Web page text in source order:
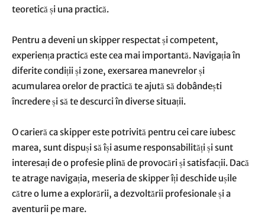
teoretică și una practică.
Pentru a deveni un skipper respectat și competent,
experiența practică este cea mai importantă. Navigația în
diferite condiții și zone, exersarea manevrelor și
acumularea orelor de practică te ajută să dobândești
încredere și să te descurci în diverse situații.
O carieră ca skipper este potrivită pentru cei care iubesc
marea, sunt dispuși să își asume responsabilități și sunt
interesați de o profesie plină de provocări și satisfacții. Dacă
te atrage navigația, meseria de skipper îți deschide ușile
către o lume a explorării, a dezvoltării profesionale și a
aventurii pe mare.